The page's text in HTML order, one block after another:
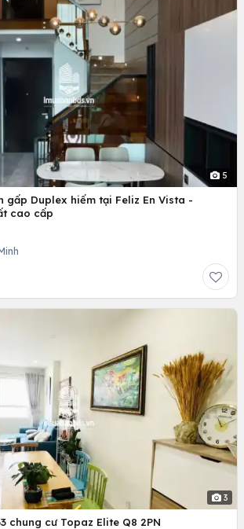
5
gấp Duplex hiếm tại Feliz En Vista -
cao cấp
3
chung cư Topaz Elite Q8 2PN